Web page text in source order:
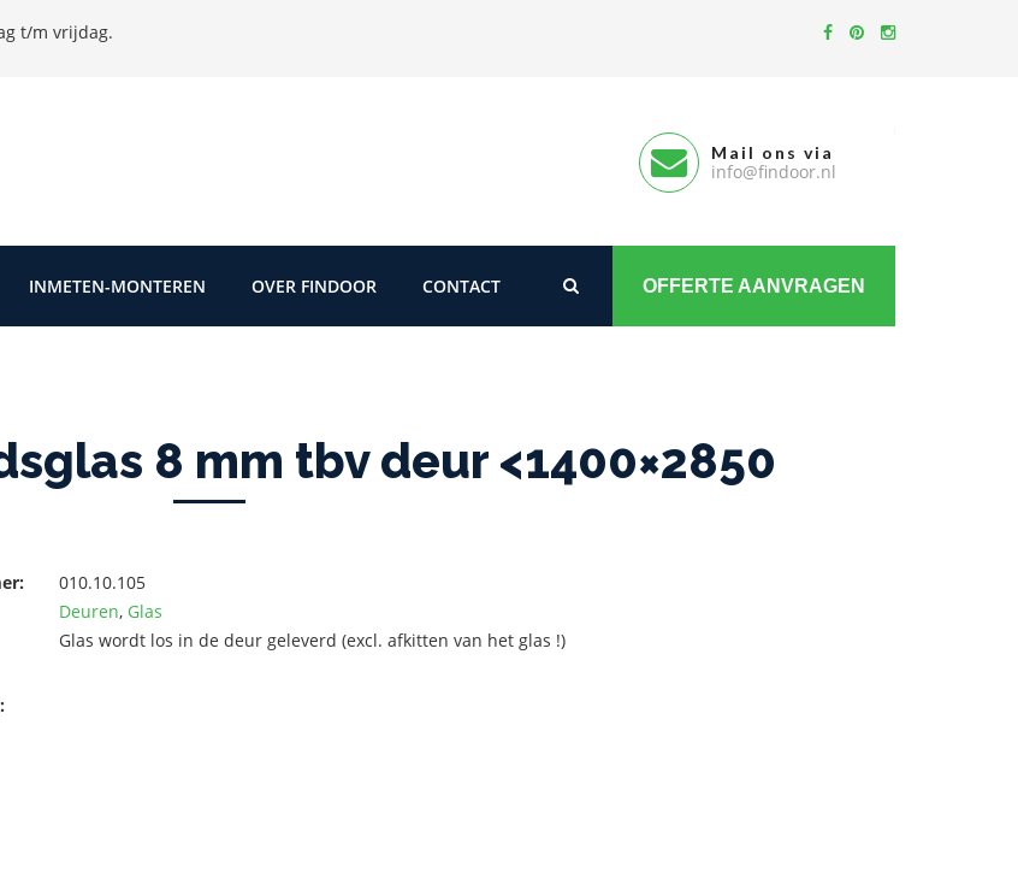
t/m vrijdag.
Mail ons via
info@findoor.nl
INMETEN-MONTEREN OVER FINDOOR CONTACT OFFERTE AANVRAGEN
8 mm tbv deur <1400×2850
010.10.105
Deuren, Glas
Glas wordt los in de deur geleverd (excl. afkitten van het glas !)